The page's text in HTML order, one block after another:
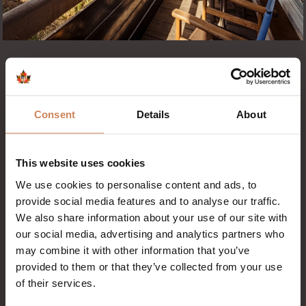
Consent Details About
This website uses cookies
We use cookies to personalise content and ads, to
provide social media features and to analyse our traffic.
We also share information about your use of our site with
our social media, advertising and analytics partners who
may combine it with other information that you’ve
provided to them or that they’ve collected from your use
of their services.
kamers
strandhotel in authentieke Noord-
Amerikaanse Lodge-stijl met 72 sfeervol
ingerichtekamerswaar je kunt genieten van
warm en comfortabel logeren Alle kamers
zijn voorzien van moderne faciliteiten zoals
airconditioning een inloop-regendouche en
koffie- en theefaciliteiten zodat je je direct